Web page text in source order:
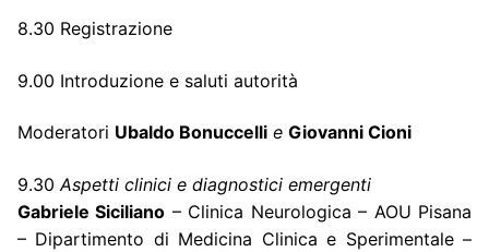
8.30 Registrazione
​9.00 Introduzione e saluti autorità
Moderatori Ubaldo Bonuccelli e Giovanni Cioni
9.30Aspetti clinici e diagnostici emergenti
Gabriele Siciliano – Clinica Neurologica – AOU Pisana
– Dipartimento di Medicina Clinica e Sperimentale –